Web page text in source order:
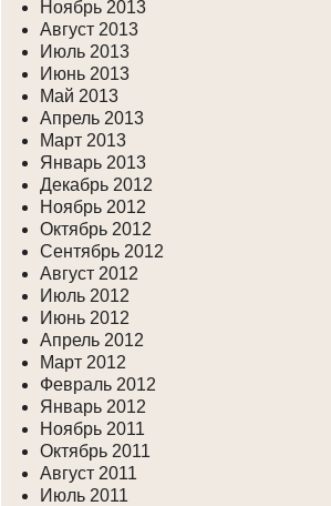
Ноябрь 2013
Август 2013
Июль 2013
Июнь 2013
Май 2013
Апрель 2013
Март 2013
Январь 2013
Декабрь 2012
Ноябрь 2012
Октябрь 2012
Сентябрь 2012
Август 2012
Июль 2012
Июнь 2012
Апрель 2012
Март 2012
Февраль 2012
Январь 2012
Ноябрь 2011
Октябрь 2011
Август 2011
Июль 2011